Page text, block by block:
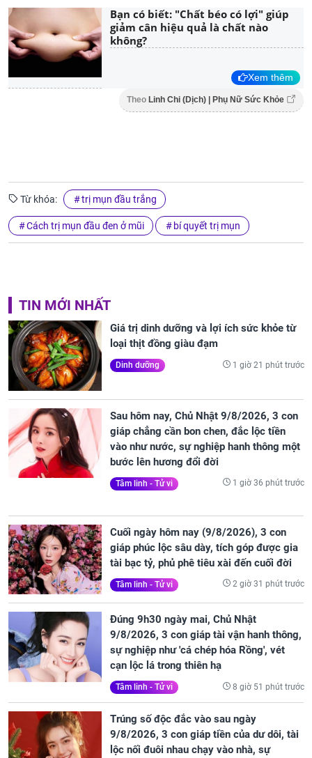
Bạn có biết: "Chất béo có lợi" giúp
giảm cân hiệu quả là chất nào
không?
Xem thêm
Theo Linh Chi (Dịch) | Phụ Nữ Sức Khỏe
Từ khóa: trị mụn đầu trắng
Cách trị mụn đầu đen ở mũi bí quyết trị mụn
TIN MỚI NHẤT
Giá trị dinh dưỡng và lợi ích sức khỏe từ
loại thịt đồng giàu đạm
Dinh dưỡng 1 giờ 21 phút trước
Sau hôm nay, Chủ Nhật 9/8/2026, 3 con
giáp chẳng cần bon chen, đắc lộc tiền
vào như nước, sự nghiệp hanh thông một
bước lên hương đổi đời
Tâm linh - Tử vi 1 giờ 36 phút trước
Cuối ngày hôm nay (9/8/2026), 3 con
giáp phúc lộc sâu dày, tích góp được gia
tài bạc tỷ, phủ phê tiêu xài đến cuối đời
Tâm linh - Tử vi 2 giờ 31 phút trước
Đúng 9h30 ngày mai, Chủ Nhật
9/8/2026, 3 con giáp tài vận hanh thông,
sự nghiệp như 'cá chép hóa Rồng', vét
cạn lộc lá trong thiên hạ
Tâm linh - Tử vi 8 giờ 51 phút trước
Trúng số độc đắc vào sau ngày
9/8/2026, 3 con giáp tiền của dư dôi, tài
lộc nối đuôi nhau chạy vào nhà, sự